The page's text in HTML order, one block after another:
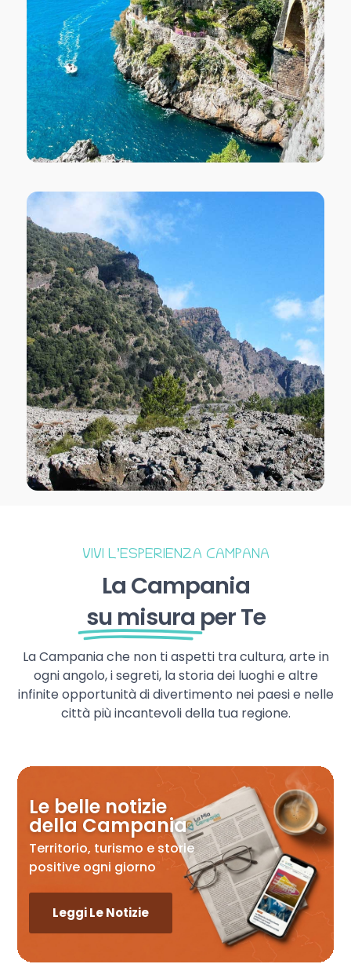
VIVI L’ESPERIENZA CAMPANA
La Campania
su misura per Te
La Campania che non ti aspetti tra cultura, arte in
ogni angolo, i segreti, la storia dei luoghi e altre
infinite opportunità di divertimento nei paesi e nelle
città più incantevoli della tua regione.
Le belle notizie
della Campania
Territorio, turismo e storie
positive ogni giorno
Leggi Le Notizie